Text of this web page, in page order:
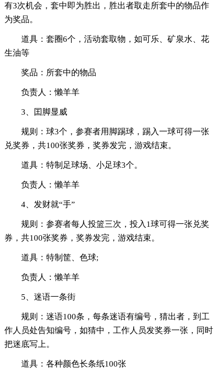
有3次机会，套中即为胜出，胜出者取走所套中的物品作
为奖品。
道具：套圈6个，活动套取物，如可乐、矿泉水、花
生油等
奖品：所套中的物品
负责人：懒羊羊
3、囯脚显威
规则：球3个，参赛者用脚踢球，踢入一球可得一张
兑奖券，共100张奖券，奖券发完，游戏结束。
道具：特制足球场、小足球3个。
负责人：懒羊羊
4、发财就“手”
规则：参赛者每人投篮三次，投入1球可得一张兑奖
券，共100张奖券，奖券发完，游戏结束。
道具：特制筐、色球;
负责人：懒羊羊
5、迷语一条街
规则：迷语100条，每条迷语有编号，猜出者，到工
作人员处告知编号，如猜中，工作人员发奖券一张，同时
把迷底写上。
道具：各种颜色长条纸100张